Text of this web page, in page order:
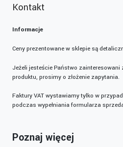
Kontakt
Informacje
Ceny prezentowane w sklepie są
Jeżeli jesteście Państwo
produktu, prosimy o złożenie zapytania.
Faktury VAT wystawiamy tylko w
podczas wypełniania formularza
Poznaj więcej